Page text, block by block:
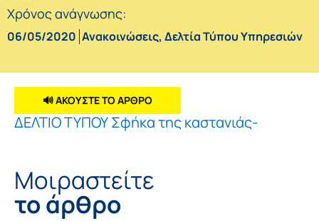
Χρόνος ανάγνωσης:
06/05/2020 Ανακοινώσεις, Δελτία Τύπου Υπηρεσιών
🔊 ΑΚΟΥΣΤΕ ΤΟ ΑΡΘΡΟ
ΔΕΛΤΙΟ ΤΥΠΟΥ Σφήκα της καστανιάς-
Μοιραστείτε
το άρθρο